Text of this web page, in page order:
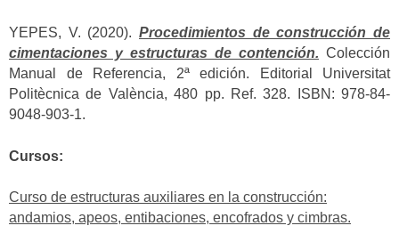
YEPES, V. (2020). Procedimientos de construcción de
cimentaciones y estructuras de contención. Colección
Manual de Referencia, 2ª edición. Editorial Universitat
Politècnica de València, 480 pp. Ref. 328. ISBN: 978-84-
9048-903-1.
Cursos:
Curso de estructuras auxiliares en la construcción:
andamios, apeos, entibaciones, encofrados y cimbras.